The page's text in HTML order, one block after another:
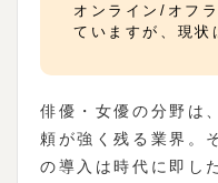
オンライン/オフ
ていますが、現状
俳優・女優の分野は
頼が強く残る業界。
の導入は時代に即し